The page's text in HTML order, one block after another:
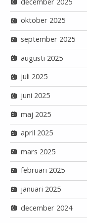
oktober 2025
september 2025
augusti 2025
juli 2025
juni 2025
maj 2025
april 2025
mars 2025
februari 2025
januari 2025
december 2024